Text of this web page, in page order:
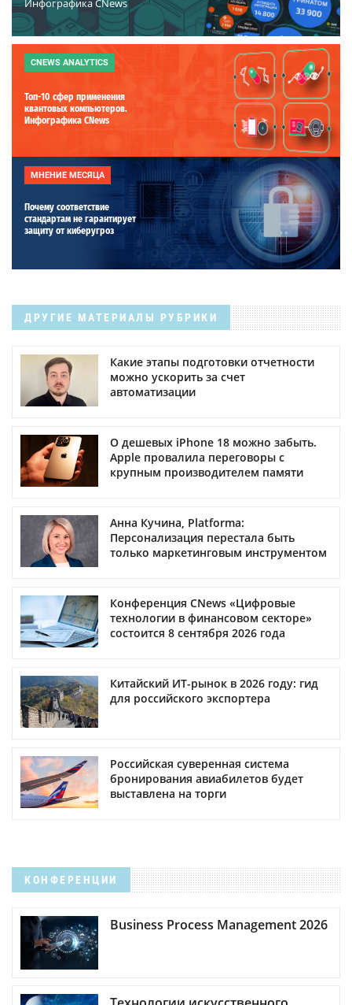
Инфографика CNews
CNEWS ANALYTICS
Топ-10 сфер применения
квантовых компьютеров.
Инфографика CNews
МНЕНИЕ МЕСЯЦА
Почему соответствие
стандартам не гарантирует
защиту от киберугроз
ДРУГИЕ МАТЕРИАЛЫ РУБРИКИ
Какие этапы подготовки отчетности
можно ускорить за счет
автоматизации
О дешевых iPhone 18 можно забыть.
Apple провалила переговоры с
крупным производителем памяти
Анна Кучина, Platforma:
Персонализация перестала быть
только маркетинговым инструментом
Конференция CNews «Цифровые
технологии в финансовом секторе»
состоится 8 сентября 2026 года
Китайский ИТ-рынок в 2026 году: гид
для российского экспортера
Российская суверенная система
бронирования авиабилетов будет
выставлена на торги
КОНФЕРЕНЦИИ
Business Process Management 2026